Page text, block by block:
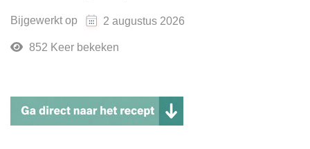
Bijgewerkt op 2 augustus 2026
852 Keer bekeken